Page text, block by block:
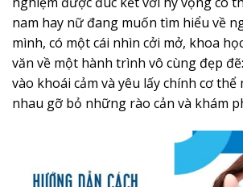
nam hay nữ đang muốn tìm hiểu về
mình, có một cái nhìn cởi mở, khoa
văn về một hành trình vô cùng đẹp
vào khoái cảm và yêu lấy chính cơ thể
nhau gỡ bỏ những rào cản và khám